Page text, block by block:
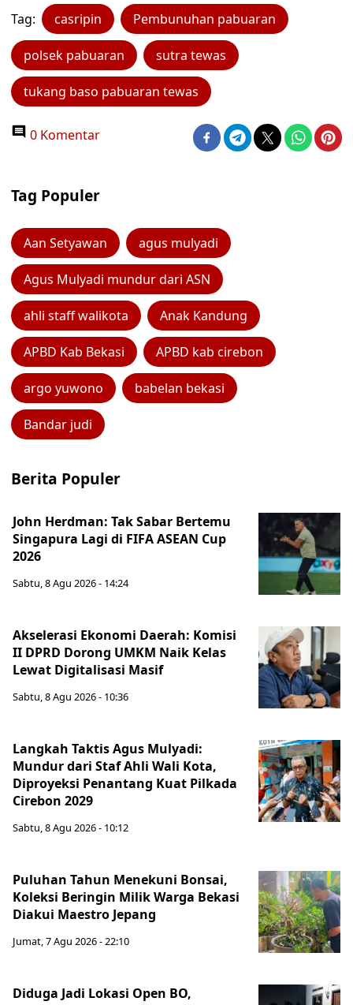
Tag: casripin Pembunuhan pabuaran
polsek pabuaran sutra tewas
tukang baso pabuaran tewas
0 Komentar
Tag Populer
Aan Setyawan agus mulyadi
Agus Mulyadi mundur dari ASN
ahli staff walikota Anak Kandung
APBD Kab Bekasi APBD kab cirebon
argo yuwono babelan bekasi
Bandar judi
Berita Populer
John Herdman: Tak Sabar Bertemu
Singapura Lagi di FIFA ASEAN Cup
2026
Sabtu, 8 Agu 2026 - 14:24
Akselerasi Ekonomi Daerah: Komisi
II DPRD Dorong UMKM Naik Kelas
Lewat Digitalisasi Masif
Sabtu, 8 Agu 2026 - 10:36
Langkah Taktis Agus Mulyadi:
Mundur dari Staf Ahli Wali Kota,
Diproyeksi Penantang Kuat Pilkada
Cirebon 2029
Sabtu, 8 Agu 2026 - 10:12
Puluhan Tahun Menekuni Bonsai,
Koleksi Beringin Milik Warga Bekasi
Diakui Maestro Jepang
Jumat, 7 Agu 2026 - 22:10
Diduga Jadi Lokasi Open BO,